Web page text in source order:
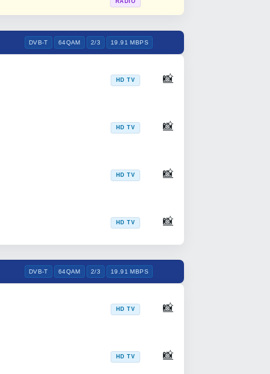
RADIO
DVB-T 64QAM 2/3 19.91 MBPS
HD TV 📸
HD TV 📸
HD TV 📸
HD TV 📸
DVB-T 64QAM 2/3 19.91 MBPS
HD TV 📸
HD TV 📸